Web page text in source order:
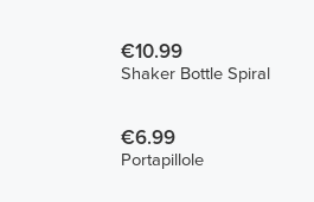
€10.99
Shaker Bottle Spiral
€6.99
Portapillole